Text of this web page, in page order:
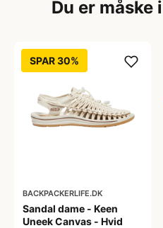
Du er måske
SPAR 30%
BACKPACKERLIFE.DK
Sandal dame - Keen
Uneek Canvas - Hvid